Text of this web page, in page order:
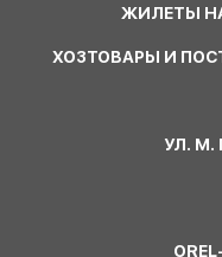
ЖИЛЕТЫ
ХОЗТОВАРЫ И
УЛ. М.